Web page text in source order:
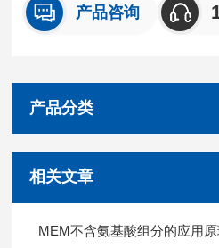
产品咨询
产品分类
相关文章
MEM不含氨基酸组分的应用